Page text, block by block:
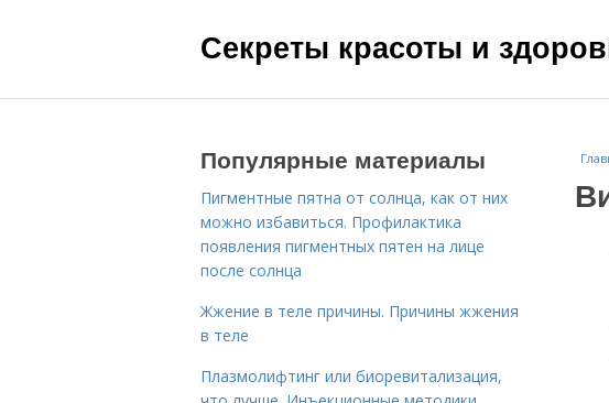
Секреты красоты и
Популярные материалы
Пигментные пятна от солнца, как от них
можно избавиться. Профилактика
появления пигментных пятен на лице
после солнца
Жжение в теле причины. Причины жжения
в теле
Плазмолифтинг или биоревитализация,